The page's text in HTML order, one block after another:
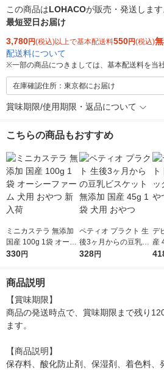
この商品はLOHACOが販売・発送します
最短翌日お届け
3,780円(税込)以上で基本配送料550円(税込)
配送料について
※一部の商品につきましては、基本配送料を当
在庫確認住所：東京都にお届け
賞味期限/使用期限・返品について
こちらの商品もおすすめ
ミニカステラ 無添加
国産 100g 1袋 オーシ
ーファーム 犬用 おや
330円
ペティオ プラクト 生
後3ヶ月からの豆乳ビ
スケット 無添加 国産
328円
デ
産
ー
商品説明
【賞味期限】
商品の発送時点で、賞味期限まで残り
ます。
【商品説明】
保存料、酸化防止剤、保湿剤、着色料、